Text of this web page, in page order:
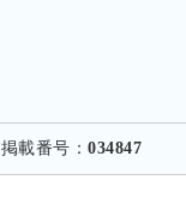
掲載番号：034847